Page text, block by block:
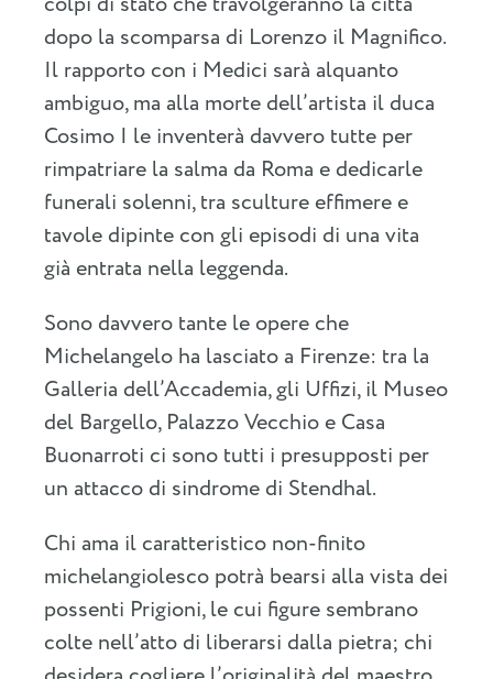
dopo la scomparsa di Lorenzo il Magnifico.
Il rapporto con i Medici sarà alquanto
ambiguo, ma alla morte dell’artista il duca
Cosimo I le inventerà davvero tutte per
rimpatriare la salma da Roma e dedicarle
funerali solenni, tra sculture effimere e
tavole dipinte con gli episodi di una vita
già entrata nella leggenda.
Sono davvero tante le opere che
Michelangelo ha lasciato a Firenze: tra la
Galleria dell’Accademia, gli Uffizi, il Museo
del Bargello, Palazzo Vecchio e Casa
Buonarroti ci sono tutti i presupposti per
un attacco di sindrome di Stendhal.
Chi ama il caratteristico non-finito
michelangiolesco potrà bearsi alla vista dei
possenti Prigioni, le cui figure sembrano
colte nell’atto di liberarsi dalla pietra; chi